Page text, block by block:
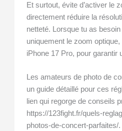
Et surtout, évite d’activer le
directement réduire la
netteté. Lorsque tu as
uniquement le zoom
iPhone 17 Pro, pour garantir
Les amateurs de photo de
un guide détaillé pour ces
lien qui regorge de conseils
https://123fight.fr/quels-
photos-de-concert-parfaites/.